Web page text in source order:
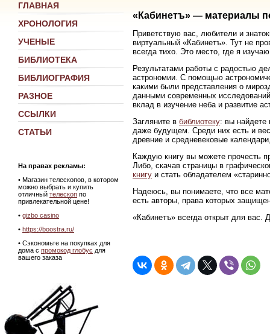
ГЛАВНАЯ
ХРОНОЛОГИЯ
УЧЕНЫЕ
БИБЛИОТЕКА
БИБЛИОГРАФИЯ
РАЗНОЕ
ССЫЛКИ
СТАТЬИ
На правах рекламы:
• Магазин телескопов, в котором
можно выбрать и купить
отличный телескоп по
привлекательной цене!
• gizbo casino
• https://boostra.ru/
• Сэкономьте на покупках для
дома с промокод глобус для
вашего заказа
«Кабинетъ» — материалы
Приветствую вас, любители и
виртуальный «Кабинетъ». Тут не
всегда тихо. Это место, где я
Результатами работы с радостью
астрономии. С помощью
какими были представления о
данными современных
вклад в изучение неба и развитие
Загляните в библиотеку: вы найдете
даже будущем. Среди них есть и
древние и средневековые
Каждую книгу вы можете прочесть
Либо, скачав страницы в
книгу и стать обладателем
Надеюсь, вы понимаете, что все
есть авторы, права которых
«Кабинетъ» всегда открыт для вас.